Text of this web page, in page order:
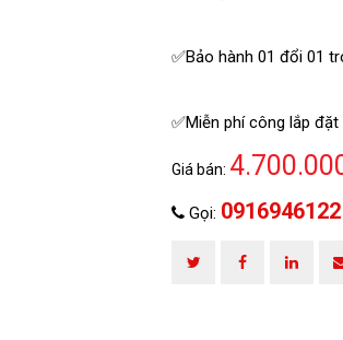
✅Bảo hành 01 đổi 01
✅Miễn phí công lắp
Giá bán:
Gọi: 0916946122